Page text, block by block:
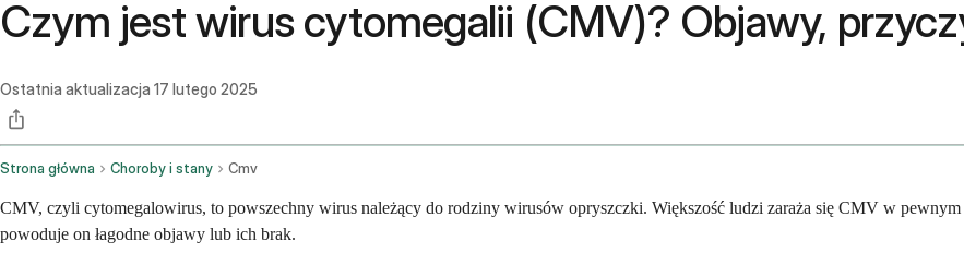
Czym jest wirus cytomegalii (CMV)? Objawy,
Ostatnia aktualizacja 17 lutego 2025
Strona główna Choroby i stany Cmv
CMV, czyli cytomegalowirus, to powszechny wirus należący do rodziny wirusów opryszczki. Większość ludzi zaraża się CMV w
powoduje on łagodne objawy lub ich brak.